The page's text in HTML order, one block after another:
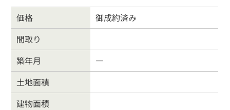
価格
御成約済み
間取り
築年月
―
土地面積
建物面積
マンション